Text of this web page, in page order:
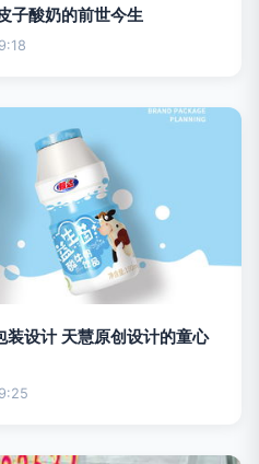
子酸奶的前世今生
设计 天慧原创设计的童心